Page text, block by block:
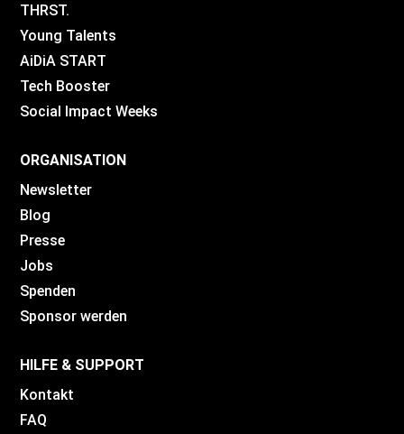
THRST.
Young Talents
AiDiA START
Tech Booster
Social Impact Weeks
ORGANISATION
Newsletter
Blog
Presse
Jobs
Spenden
Sponsor werden
HILFE & SUPPORT
Kontakt
FAQ